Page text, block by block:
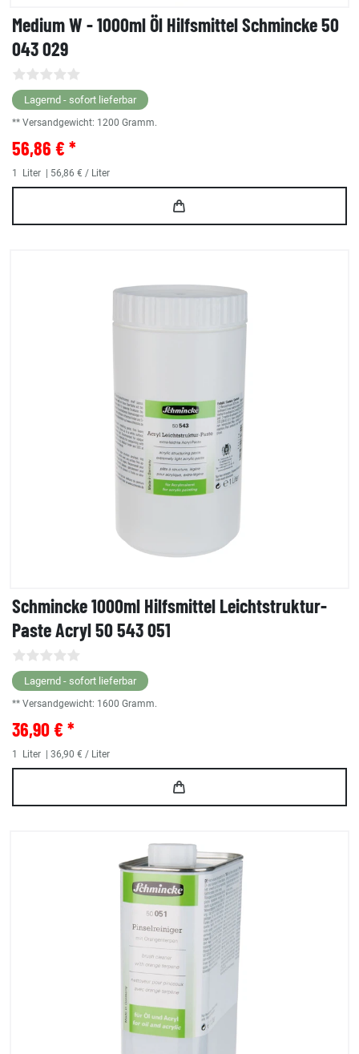
Medium W - 1000ml Öl Hilfsmittel Schmincke 50
043 029
Lagernd - sofort lieferbar
** Versandgewicht: 1200 Gramm.
56,86 € *
1 Liter | 56,86 € / Liter
Schmincke 1000ml Hilfsmittel Leichtstruktur-
Paste Acryl 50 543 051
Lagernd - sofort lieferbar
** Versandgewicht: 1600 Gramm.
36,90 € *
1 Liter | 36,90 € / Liter